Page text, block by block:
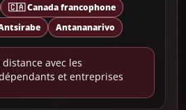
🇨🇦 Canada francophone
Antananarivo
avec les
et entreprises